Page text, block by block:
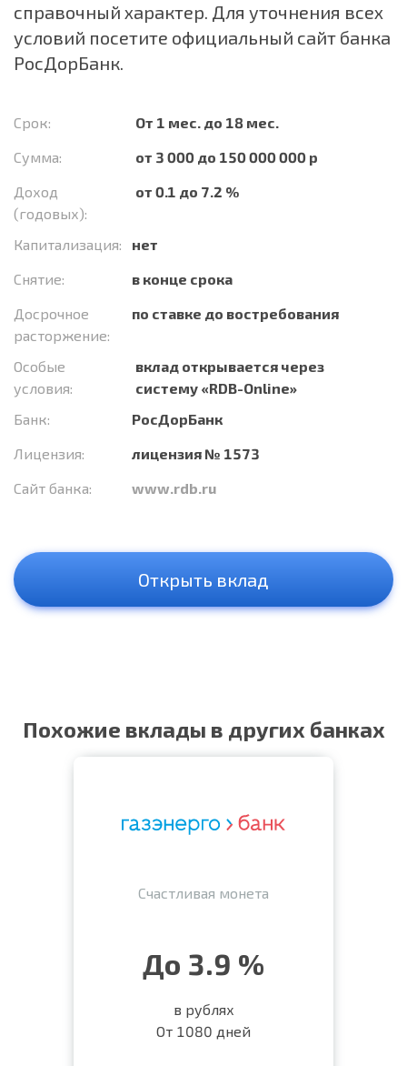
справочный характер. Для уточнения всех
условий посетите официальный сайт банка
РосДорБанк.
Срок:
От 1 мес. до 18 мес.
Сумма:
от 3 000 до 150 000 000 р
Доход
(годовых):
от 0.1 до 7.2 %
Капитализация:
нет
Снятие:
в конце срока
Досрочное
расторжение:
по ставке до востребования
Особые
условия:
вклад открывается через
систему «RDB-Online»
Банк:
РосДорБанк
Лицензия:
лицензия № 1573
Сайт банка:
www.rdb.ru
Открыть вклад
Похожие вклады в других банках
Счастливая монета
До 3.9 %
в рублях
От 1080 дней